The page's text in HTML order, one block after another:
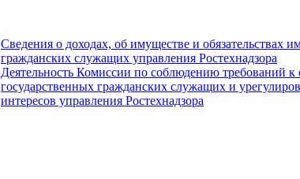
Сведения о доходах, об имуществе и обязательствах
гражданских служащих управления Ростехнадзора
Деятельность Комиссии по соблюдению требований
государственных гражданских служащих и
интересов управления Ростехнадзора